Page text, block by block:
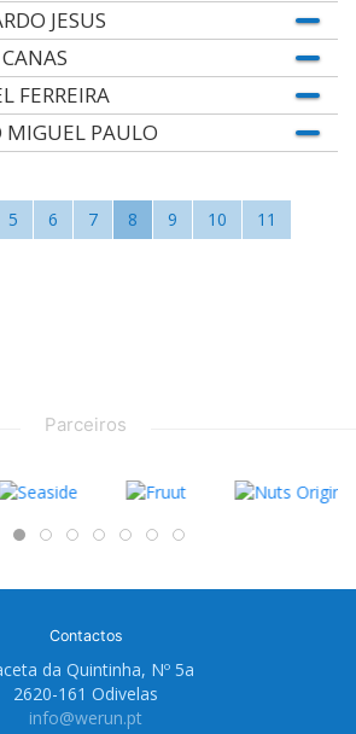
JESUS
FERREIRA
MIGUEL PAULO
5 6 7 8 9 10
11
Parceiros
Contactos
da Quintinha, Nº 5a
2620-161 Odivelas
info@werun.pt